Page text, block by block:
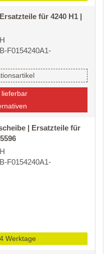
für 4240 H1 |
F0154240A1-
lieferbar
| Ersatzteile für
F0154240A1-
Werktage